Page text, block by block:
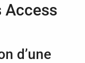
Access
d’une